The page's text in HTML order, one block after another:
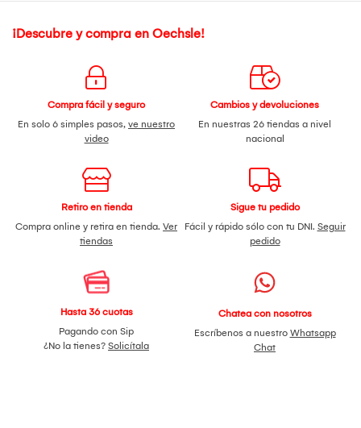
¡Descubre y compra en Oechsle!
Compra fácil y seguro
En solo 6 simples pasos, ve nuestro
video
Cambios y devoluciones
En nuestras 26 tiendas a nivel
nacional
Retiro en tienda
Compra online y retira en tienda. Ver
tiendas
Sigue tu pedido
Fácil y rápido sólo con tu DNI. Seguir
pedido
Hasta 36 cuotas
Pagando con Sip
¿No la tienes? Solicítala
Chatea con nosotros
Escríbenos a nuestro Whatsapp
Chat